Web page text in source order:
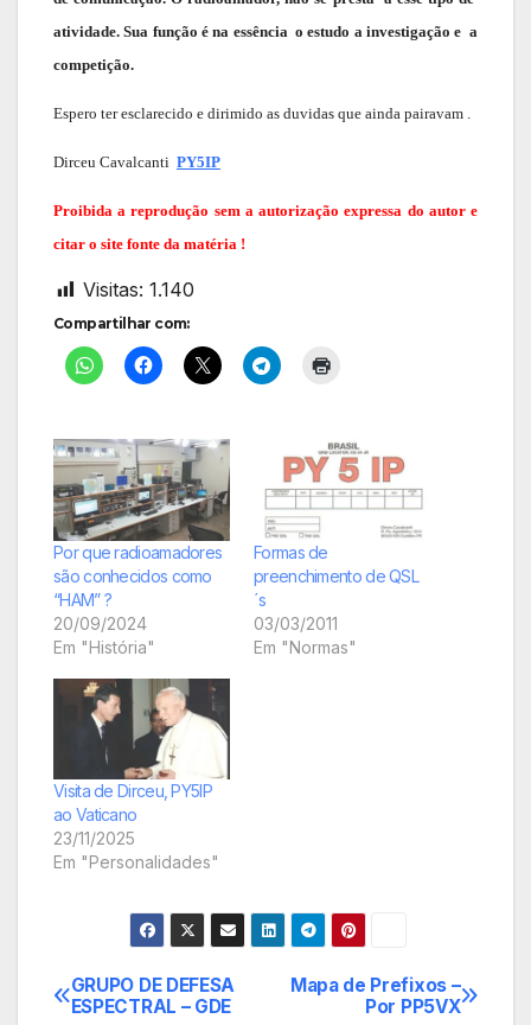
atividade. Sua função é na essência o estudo a investigação e a
competição.
Espero ter esclarecido e dirimido as duvidas que ainda pairavam .
Dirceu Cavalcanti PY5IP
Proibida a reprodução sem a autorização expressa do autor e
citar o site fonte da matéria !
Visitas: 1.140
Compartilhar com:
Por que radioamadores
são conhecidos como
“HAM” ?
20/09/2024
Em "História"
Formas de
preenchimento de QSL
´s
03/03/2011
Em "Normas"
Visita de Dirceu, PY5IP
ao Vaticano
23/11/2025
Em "Personalidades"
Navegação
Mapa de Prefixos –
Por PP5VX
GRUPO DE DEFESA
ESPECTRAL – GDE